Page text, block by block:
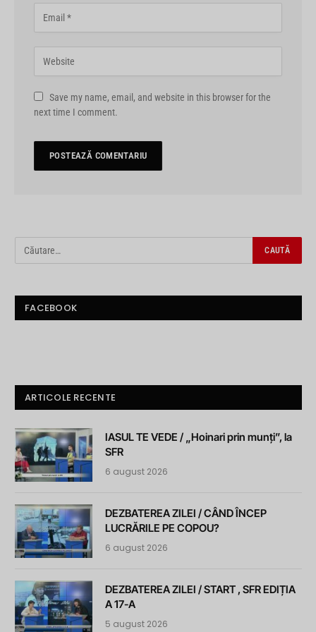
Save my name, email, and website in this browser for the
next time I comment.
FACEBOOK
ARTICOLE RECENTE
IASUL TE VEDE / „Hoinari prin munți”, la
SFR
6 august 2026
DEZBATEREA ZILEI / CÂND ÎNCEP
LUCRĂRILE PE COPOU?
6 august 2026
DEZBATEREA ZILEI / START , SFR EDIȚIA
A 17-A
5 august 2026